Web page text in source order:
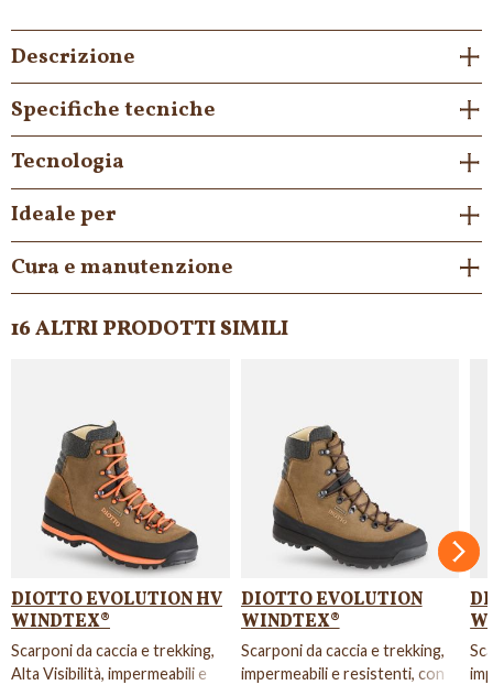
Descrizione
Specifiche tecniche
Tecnologia
Ideale per
Cura e manutenzione
16 ALTRI PRODOTTI SIMILI
DIOTTO EVOLUTION HV
WINDTEX®
Scarponi da caccia e trekking,
Alta Visibilità, impermeabili e
DIOTTO EVOLUTION
WINDTEX®
Scarponi da caccia e trekking,
impermeabili e resistenti, con